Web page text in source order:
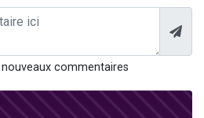
commentaires